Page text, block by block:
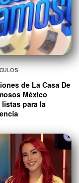
de La Casa De
México
para la